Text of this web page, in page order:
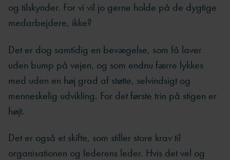
og tilskynder. For vi vil jo gerne holde på de dygtige
medarbejdere, ikke?
Det er dog samtidig en bevægelse, som få laver
uden bump på vejen, og som endnu færre lykkes
med uden en høj grad af støtte, selvindsigt og
menneskelig udvikling. For det første trin på stigen er
højt.
Det er også et skifte, som stiller store krav til
organisationen og lederens leder. Hvis det vel og